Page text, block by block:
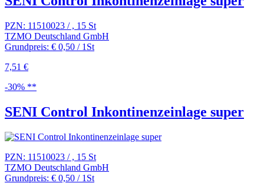
PZN: 11510023 / , 15 St
TZMO Deutschland GmbH
Grundpreis: € 0,50 / 1St
7,51 €
-30% **
SENI Control Inkontinenzeinlage super
PZN: 11510023 / , 15 St
TZMO Deutschland GmbH
Grundpreis: € 0,50 / 1St